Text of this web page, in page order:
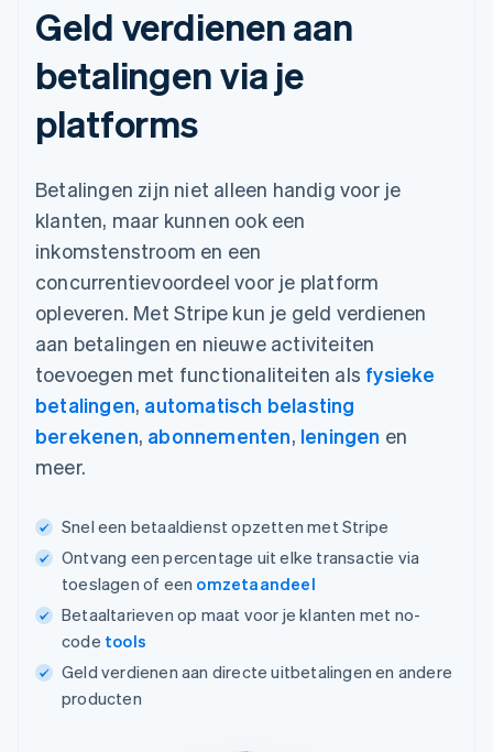
Geld verdienen aan
betalingen via je
platforms
Betalingen zijn niet alleen handig voor je
klanten, maar kunnen ook een
inkomstenstroom en een
concurrentievoordeel voor je platform
opleveren. Met Stripe kun je geld verdienen
aan betalingen en nieuwe activiteiten
toevoegen met functionaliteiten als fysieke
betalingen, automatisch belasting
berekenen, abonnementen, leningen en
meer.
Snel een betaaldienst opzetten met Stripe
Ontvang een percentage uit elke transactie via
toeslagen of een omzetaandeel
Betaaltarieven op maat voor je klanten met no-
code tools
Geld verdienen aan directe uitbetalingen en andere
producten